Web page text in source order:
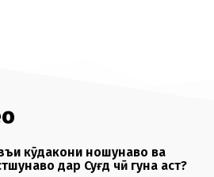
кӯдакони ношунаво ва
дар Суғд чӣ гуна аст?